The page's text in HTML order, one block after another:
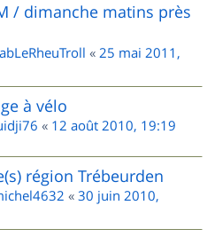
/ dimanche matins près
« 25 mai 2011,
à vélo
« 12 août 2010, 19:19
région Trébeurden
« 30 juin 2010,